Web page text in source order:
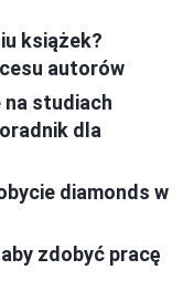
książek?
autorów
na studiach
dla
diamonds w
zdobyć pracę